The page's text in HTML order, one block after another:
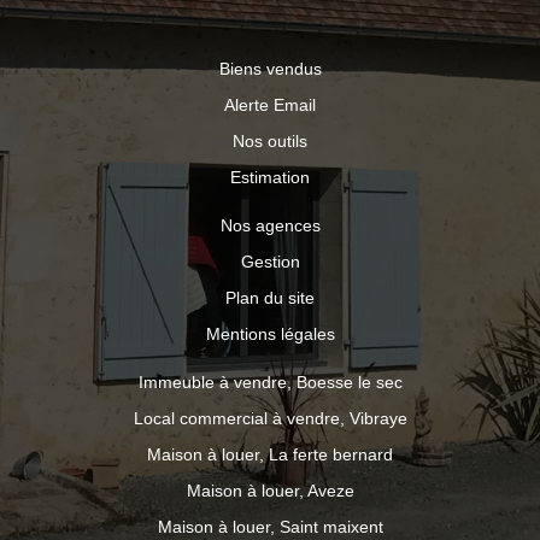
Biens vendus
Alerte Email
Nos outils
Estimation
Nos agences
Gestion
Plan du site
Mentions légales
Immeuble à vendre, Boesse le sec
Local commercial à vendre, Vibraye
Maison à louer, La ferte bernard
Maison à louer, Aveze
Maison à louer, Saint maixent